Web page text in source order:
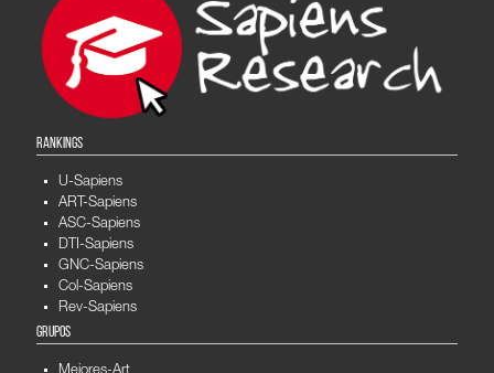
RANKINGS
U-Sapiens
ART-Sapiens
ASC-Sapiens
DTI-Sapiens
GNC-Sapiens
Col-Sapiens
Rev-Sapiens
GRUPOS